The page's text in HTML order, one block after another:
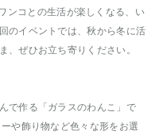
ンコとの生活が楽しくなる、い
のイベントでは、秋から冬に活
、ぜひお立ち寄りください。
で作る「ガラスのわんこ」で
や飾り物など色々な形をお選